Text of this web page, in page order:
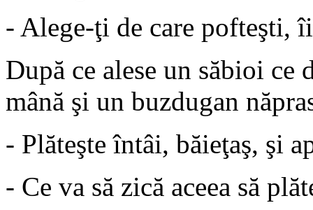
- Alege-ţi de care pofteşti,
După ce alese un săbioi
mână şi un buzdugan
- Plăteşte întâi, băieţaş, şi
- Ce va să zică aceea să